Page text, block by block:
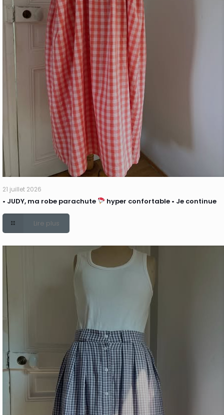
21 juillet 2026
• JUDY, ma robe parachute hyper confortable • Je continue
Lire plus